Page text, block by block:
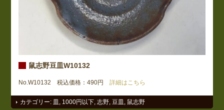
鼠志野豆皿W10132
No.W10132 税込価格：490円 詳細はこちら
カテゴリー: 皿 1000円以下 ,志野 豆皿 鼠志野